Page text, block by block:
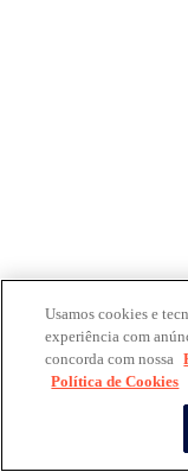
Usamos cookies e
experiência com
concorda com nossa
Política de Cookies